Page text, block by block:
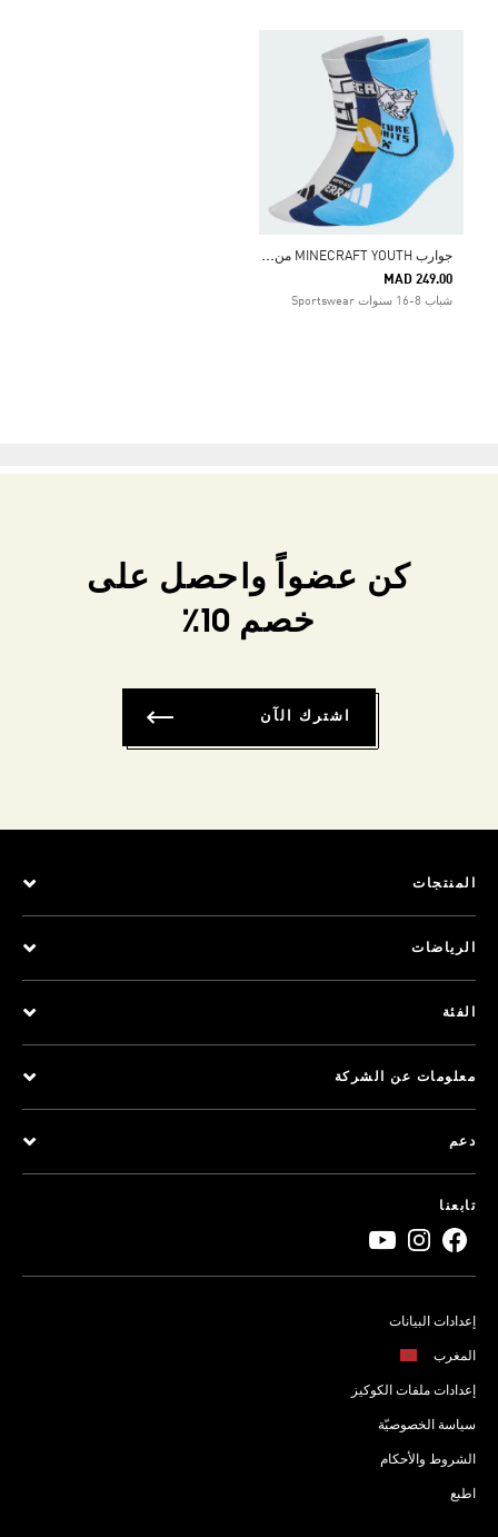
ج
وارب MINECRAFT YOUTH من أديداس
MAD 249.00
شباب 8-16 سنوات Sportswear
كن عضواً واحصل على
خصم 10٪
اشترك الآن
المنتجات
الرياضات
الفئة
معلومات عن الشركة
دعم
تابعنا
إعدادات البيانات
المغرب
إعدادات ملفات الكوكيز
سياسة الخصوصيّة
الشروط والأحكام
اطبع